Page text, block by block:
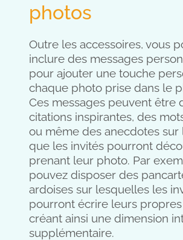
photos
Outre les accessoires, vous
inclure des messages
pour ajouter une touche
chaque photo prise dans le
Ces messages peuvent être
citations inspirantes, des
ou même des anecdotes sur
que les invités pourront
prenant leur photo. Par
pouvez disposer des
ardoises sur lesquelles les
pourront écrire leurs propres
créant ainsi une dimension
supplémentaire.